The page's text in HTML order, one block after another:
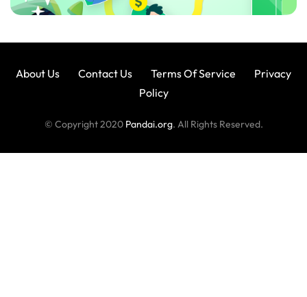
About Us Contact Us Terms Of Service
Privacy
Policy
© Copyright 2020 Pandai.org. All Rights Reserved.